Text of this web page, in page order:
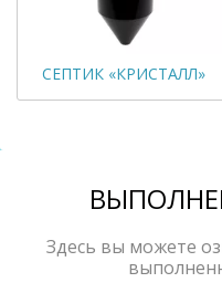
СЕПТИК «КРИСТАЛЛ»
Здесь вы можете